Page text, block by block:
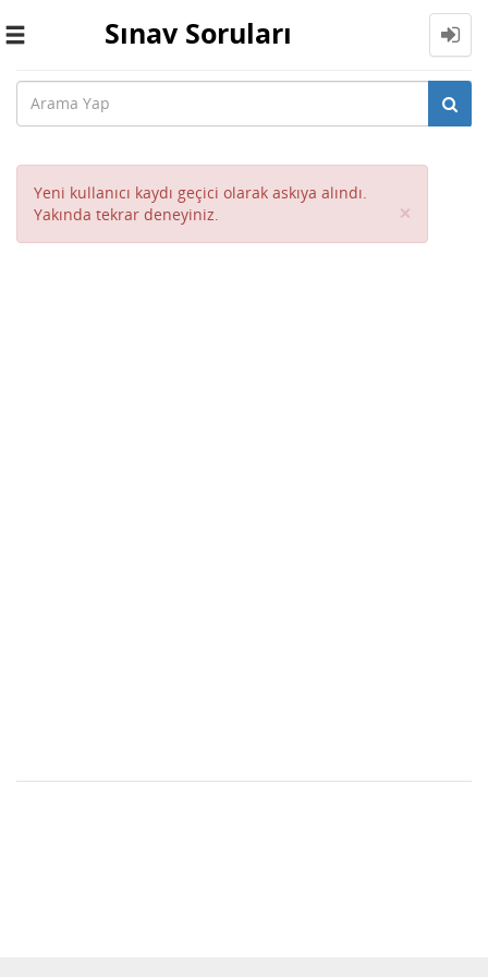
Toggle
Sınav Soruları
Yeni kullanıcı kaydı geçici olarak askıya alındı.
Yakında tekrar deneyiniz.
×